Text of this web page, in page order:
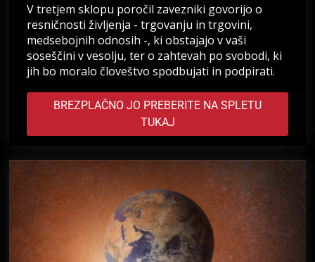
V tretjem sklopu poročil zavezniki govorijo o
resničnosti življenja - trgovanju in trgovini,
medsebojnih odnosih -, ki obstajajo v vaši
soseščini v vesolju, ter o zahtevah po svobodi, ki
jih bo moralo človeštvo spodbujati in podpirati.
BREZPLAČNO JO PREBERITE NA SPLETU
TUKAJ